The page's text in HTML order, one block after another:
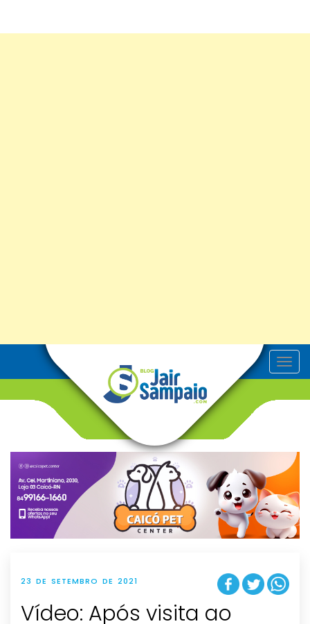
T
o
v
g
t
i
o
n
23 DE SETEMBRO DE 2021
Vídeo: Após visita ao